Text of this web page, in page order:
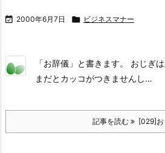
 2000年6月7日  ビジネスマナー
「お辞儀」と書きます。 おじぎ
まだとカッコがつきませんし…
記事を読む [029]お